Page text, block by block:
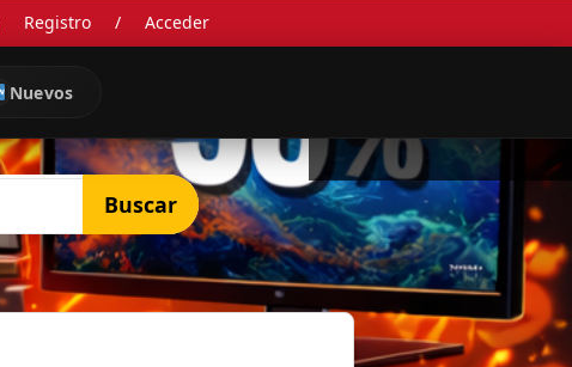
Registro / Acceder
Nuevos
Buscar